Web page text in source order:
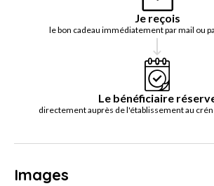
Je reçois
le bon cadeau immédiatement par mail ou
Le bénéficiaire
directement auprès de l'établissement au
Images